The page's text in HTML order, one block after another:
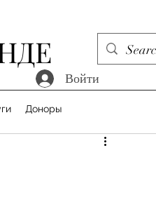
Войти
Доноры